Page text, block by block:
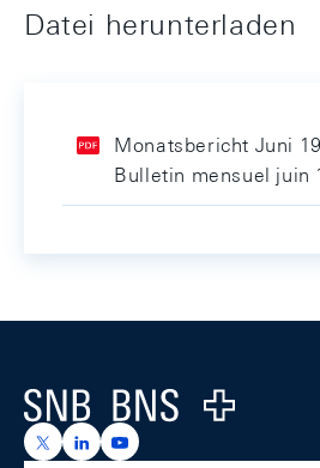
Datei herunterladen
Monatsbericht Juni
Bulletin mensuel juin
Logo
https://x.com/snb_bns
https://ch.linkedin.com/
https://